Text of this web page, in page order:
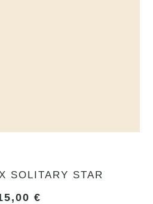
SOLITARY STAR
€